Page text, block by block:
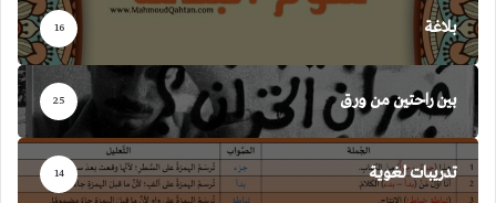
بلاغة 16
بين راحتين من ورق 25
تدريبات لغوية 14